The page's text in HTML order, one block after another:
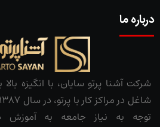
درباره ما
شرکت آشنا پرتو سایان، با انگیزه
توجه به نیاز جامعه به